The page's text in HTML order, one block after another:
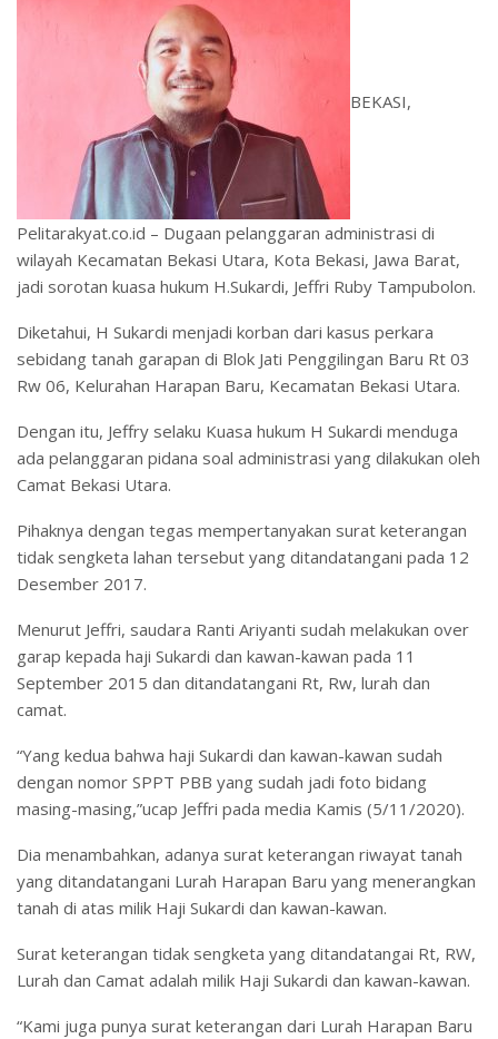
BEKASI,
Pelitarakyat.co.id – Dugaan pelanggaran administrasi di
wilayah Kecamatan Bekasi Utara, Kota Bekasi, Jawa Barat,
jadi sorotan kuasa hukum H.Sukardi, Jeffri Ruby Tampubolon.
Diketahui, H Sukardi menjadi korban dari kasus perkara
sebidang tanah garapan di Blok Jati Penggilingan Baru Rt 03
Rw 06, Kelurahan Harapan Baru, Kecamatan Bekasi Utara.
Dengan itu, Jeffry selaku Kuasa hukum H Sukardi menduga
ada pelanggaran pidana soal administrasi yang dilakukan oleh
Camat Bekasi Utara.
Pihaknya dengan tegas mempertanyakan surat keterangan
tidak sengketa lahan tersebut yang ditandatangani pada 12
Desember 2017.
Menurut Jeffri, saudara Ranti Ariyanti sudah melakukan over
garap kepada haji Sukardi dan kawan-kawan pada 11
September 2015 dan ditandatangani Rt, Rw, lurah dan
camat.
“Yang kedua bahwa haji Sukardi dan kawan-kawan sudah
dengan nomor SPPT PBB yang sudah jadi foto bidang
masing-masing,”ucap Jeffri pada media Kamis (5/11/2020).
Dia menambahkan, adanya surat keterangan riwayat tanah
yang ditandatangani Lurah Harapan Baru yang menerangkan
tanah di atas milik Haji Sukardi dan kawan-kawan.
Surat keterangan tidak sengketa yang ditandatangai Rt, RW,
Lurah dan Camat adalah milik Haji Sukardi dan kawan-kawan.
“Kami juga punya surat keterangan dari Lurah Harapan Baru